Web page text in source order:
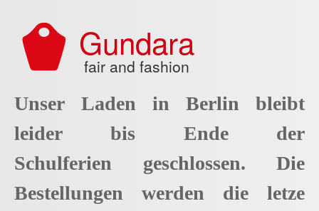
Gundara
fair and fashion
Unser Laden in Berlin bleibt
leider bis Ende der
Schulferien geschlossen. Die
Bestellungen werden die letze